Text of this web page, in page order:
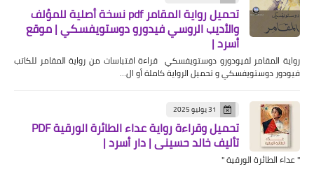
تحميل رواية المقامر pdf نسخة أصلية للمؤلف
والأديب الروسي فيدورو دوستويفسكي | موقع
أسرد |
رواية المقامر لفيودورو دوستويفسكي قراءة اقتباسات من رواية المقامر للكاتب
فيودور دوستويفسكي و تحميل الرواية كاملة أو ال…
31 يوليو 2025
تحميل وقراءة رواية عداء الطائرة الورقية PDF
تأليف خالد حسيني | دار أسرد |
" عداء الطائرة الورقية "